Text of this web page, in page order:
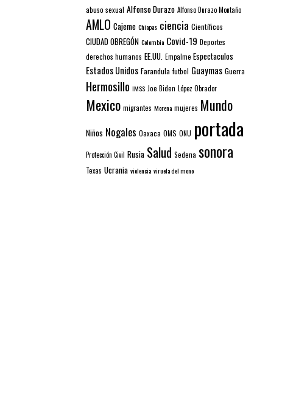
abuso sexual Alfonso Durazo Alfonso Durazo Montaño
AMLO Cajeme Chiapas ciencia Científicos
CIUDAD OBREGÓN Colombia Covid-19 Deportes
derechos humanos EE.UU. Empalme Espectaculos
Estados Unidos Farandula futbol Guaymas Guerra
Hermosillo IMSS Joe Biden López Obrador
Mexico migrantes Morena mujeres Mundo
Niños Nogales Oaxaca OMS ONU portada
Protección Civil Rusia Salud Sedena sonora
Texas Ucrania violencia viruela del mono